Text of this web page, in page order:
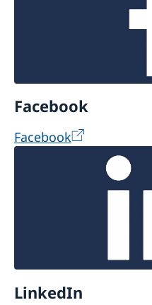
Facebook
Facebook
LinkedIn